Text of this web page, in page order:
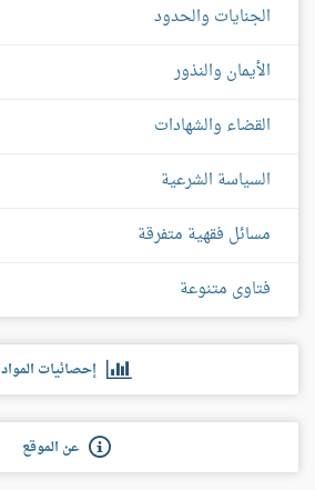
الجنايات والحدود
الأيمان والنذور
القضاء والشهادات
السياسة الشرعية
مسائل فقهية متفرقة
فتاوى متنوعة
إحصائيات المواد
عن الموقع